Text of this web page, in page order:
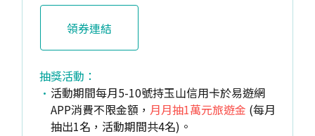
領券連結
抽獎活動：
活動期間每月5-10號持玉山信用卡於易遊網
APP消費不限金額， 月月抽1萬元旅遊金 (每月
抽出1名，活動期間共4名)。